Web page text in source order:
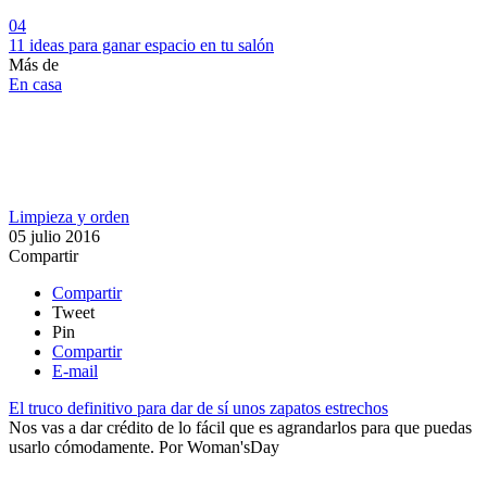
04
11 ideas para ganar espacio en tu salón
Más de
En casa
Limpieza y orden
05 julio 2016
Compartir
Compartir
Tweet
Pin
Compartir
E-mail
El truco definitivo para dar de sí unos zapatos estrechos
Nos vas a dar crédito de lo fácil que es agrandarlos para que puedas
usarlo cómodamente. PorWoman'sDay